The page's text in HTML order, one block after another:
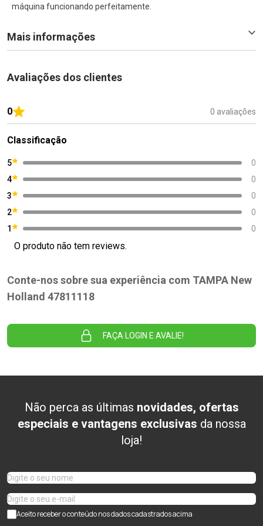
máquina funcionando perfeitamente.
Mais informações
Avaliações dos clientes
0 0 avaliações
Classificação
5
0
4
0
3
0
2
0
1
0
O produto não tem reviews.
Conte-nos sobre sua experiência com TAMPA New
Holland 47811118
FAÇA LOGIN E AVALIE!
Não perca as últimas novidades, ofertas
especiais e vantagens exclusivas da nossa
loja!
Aceito receber o conteúdo nos dados cadastrados acima